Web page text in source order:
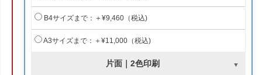
B4サイズまで：＋¥9,460（税込)
A3サイズまで：＋¥11,000（税込)
片面｜2色印刷